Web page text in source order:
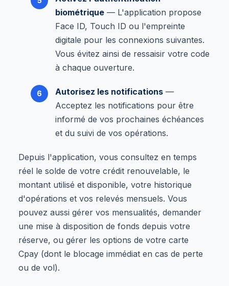
biométrique — L'application propose
Face ID, Touch ID ou l'empreinte
digitale pour les connexions suivantes.
Vous évitez ainsi de ressaisir votre code
à chaque ouverture.
Autorisez les notifications —
Acceptez les notifications pour être
informé de vos prochaines échéances
et du suivi de vos opérations.
Depuis l'application, vous consultez en temps
réel le solde de votre crédit renouvelable, le
montant utilisé et disponible, votre historique
d'opérations et vos relevés mensuels. Vous
pouvez aussi gérer vos mensualités, demander
une mise à disposition de fonds depuis votre
réserve, ou gérer les options de votre carte
Cpay (dont le blocage immédiat en cas de perte
ou de vol).